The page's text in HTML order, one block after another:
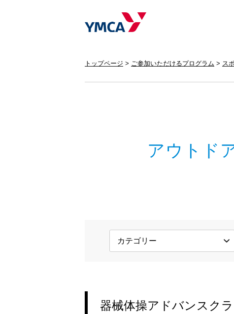
トップページ ご参加いただけるプログラム ス
アウトド
器械体操アドバンスク